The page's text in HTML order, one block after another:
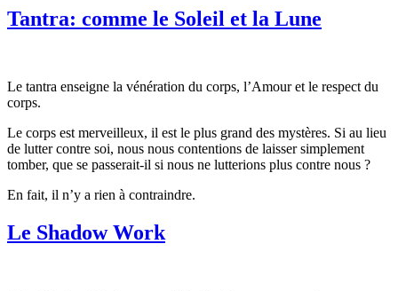
Tantra: comme le Soleil et la Lune
Le tantra enseigne la vénération du corps, l’Amour et le respect du
corps.
Le corps est merveilleux, il est le plus grand des mystères. Si au lieu
de lutter contre soi, nous nous contentions de laisser simplement
tomber, que se passerait-il si nous ne lutterions plus contre nous ?
En fait, il n’y a rien à contraindre.
Le Shadow Work